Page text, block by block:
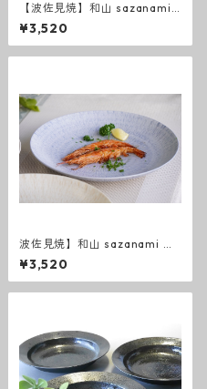
【波佐見焼】和山 sazanami
新色 ７寸皿
¥3,520
波佐見焼】和山 sazanami ７
寸皿
¥3,520